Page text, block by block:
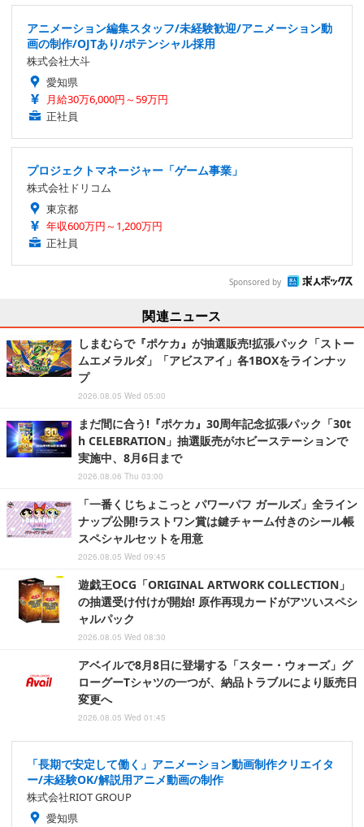
アニメーション編集スタッフ/未経験歓迎/アニメーション動
画の制作/OJTあり/ポテンシャル採用
株式会社大斗
愛知県
月給30万6,000円～59万円
正社員
プロジェクトマネージャー「ゲーム事業」
株式会社ドリコム
東京都
年収600万円～1,200万円
正社員
Sponsored by
関連ニュース
しまむらで『ポケカ』が抽選販売!拡張パック「ストー
ムエメラルダ」「アビスアイ」各1BOXをラインナッ
プ
2026.08.05 Wed 05:00
まだ間に合う!『ポケカ』30周年記念拡張パック「30t
h CELEBRATION」抽選販売がホビーステーションで
実施中、8月6日まで
2026.08.06 Thu 03:00
「一番くじちょこっと パワーパフ ガールズ」全ライン
ナップ公開!ラストワン賞は鍵チャーム付きのシール帳
スペシャルセットを用意
2026.08.05 Wed 09:45
遊戯王OCG「ORIGINAL ARTWORK COLLECTION」
の抽選受け付けが開始! 原作再現カードがアツいスペシ
ャルパック
2026.08.05 Wed 08:30
アベイルで8月8日に登場する「スター・ウォーズ」グ
ローグーTシャツの一つが、納品トラブルにより販売日
変更へ
2026.08.05 Wed 01:45
「長期で安定して働く」アニメーション動画制作クリエイタ
ー/未経験OK/解説用アニメ動画の制作
株式会社RIOT GROUP
愛知県